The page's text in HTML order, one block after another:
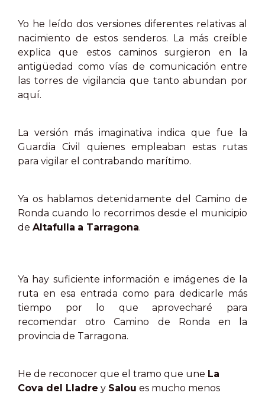
Yo he leído dos versiones diferentes relativas al
nacimiento de estos senderos. La más creíble
explica que estos caminos surgieron en la
antigüedad como vías de comunicación entre
las torres de vigilancia que tanto abundan por
aquí.
La versión más imaginativa indica que fue la
Guardia Civil quienes empleaban estas rutas
para vigilar el contrabando marítimo.
Ya os hablamos detenidamente del Camino de
Ronda cuando lo recorrimos desde el municipio
de Altafulla a Tarragona.
Ya hay suficiente información e imágenes de la
ruta en esa entrada como para dedicarle más
tiempo por lo que aprovecharé para
recomendar otro Camino de Ronda en la
provincia de Tarragona.
He de reconocer que el tramo que une La
Cova del Lladre y Salou es mucho menos